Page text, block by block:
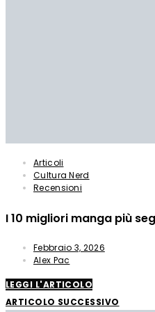
Articoli
Cultura Nerd
Recensioni
I 10 migliori manga più
Febbraio 3, 2026
Alex Pac
LEGGI L'ARTICOLO
ARTICOLO SUCCESSIVO